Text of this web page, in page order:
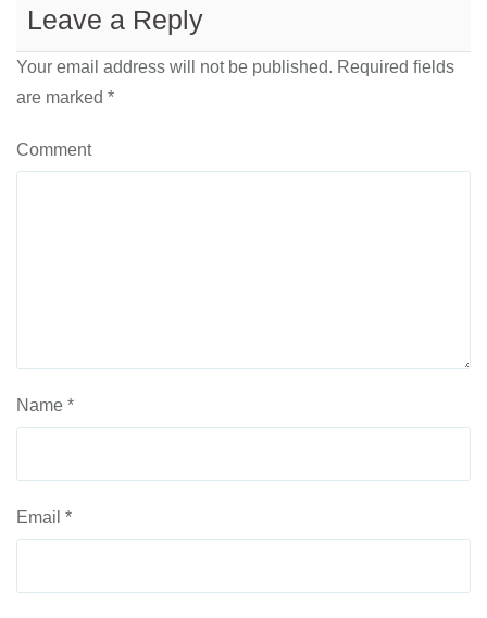
Leave a Reply
Your email address will not be published. Required fields
are marked *
Comment
Name *
Email *